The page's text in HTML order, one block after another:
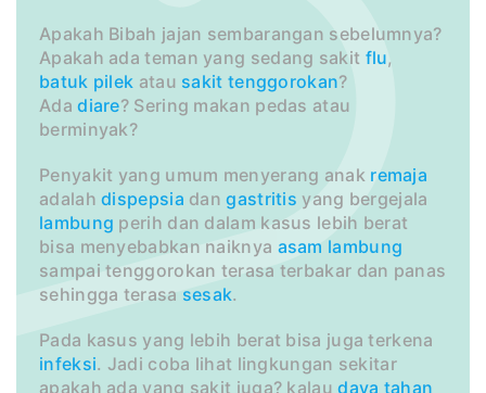
Apakah Bibah jajan sembarangan sebelumnya?
Apakah ada teman yang sedang sakit flu,
batuk pilek atau sakit tenggorokan?
Adadiare? Sering makan pedas atau
berminyak?
Penyakit yang umum menyerang anak remaja
adalahdispepsia dangastritis yang bergejala
lambung perih dan dalam kasus lebih berat
bisa menyebabkan naiknya asam lambung
sampai tenggorokan terasa terbakar dan panas
sehingga terasa sesak.
Pada kasus yang lebih berat bisa juga terkena
infeksi. Jadi coba lihat lingkungan sekitar
apakah ada yang sakit juga? kalaudaya tahan